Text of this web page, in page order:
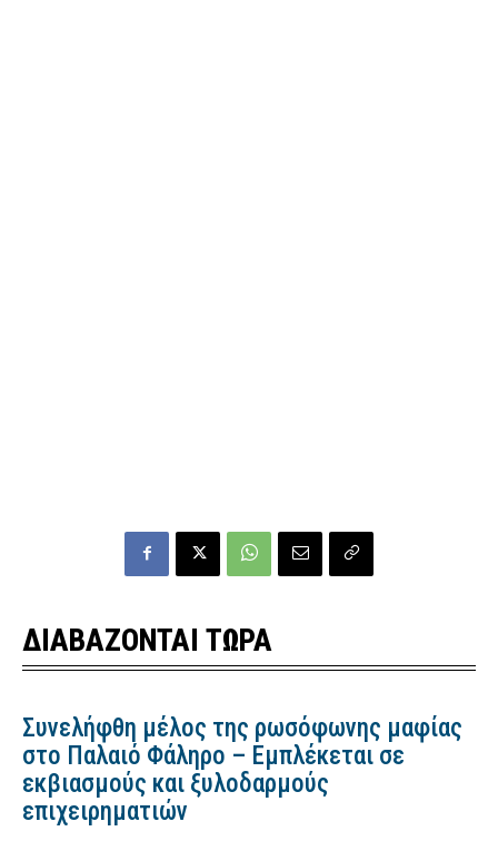
ΔΙΑΒΑΖΟΝΤΑΙ ΤΩΡΑ
Συνελήφθη μέλος της ρωσόφωνης μαφίας
στο Παλαιό Φάληρο – Εμπλέκεται σε
εκβιασμούς και ξυλοδαρμούς
επιχειρηματιών